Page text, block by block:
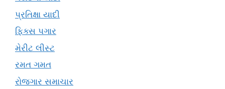
પ્રતિક્ષા યાદી
ફિક્સ પગાર
મેરીટ લીસ્ટ
રમત ગમત
રોજગાર સમાચાર